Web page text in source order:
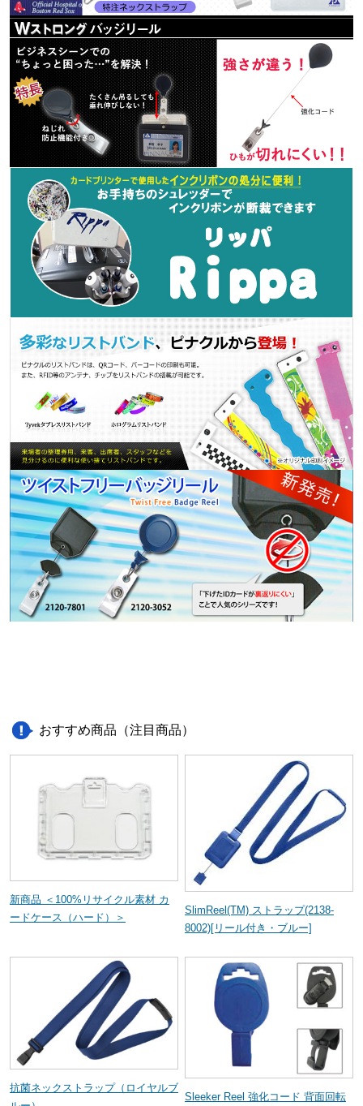
おすすめ商品（注目商品）
新商品 ＜100%リサイクル素材 カ
ードケース（ハード）＞
SlimReel(TM) ストラップ(2138-
8002)[リール付き・ブルー]
抗菌ネックストラップ（ロイヤルブ
Sleeker Reel 強化コード 背面回転